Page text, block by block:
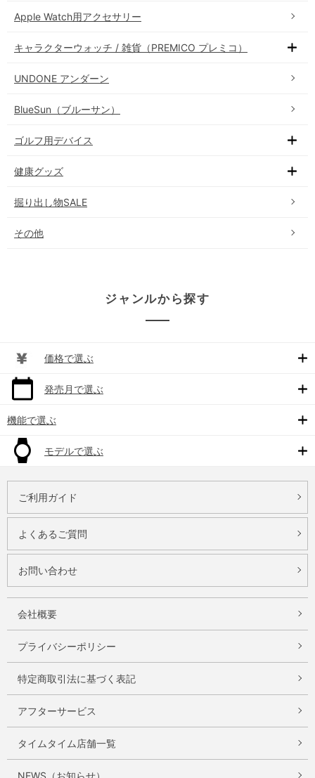
Apple Watch用アクセサリー
キャラクターウォッチ / 雑貨（PREMICO プレミコ）
UNDONE アンダーン
BlueSun（ブルーサン）
ゴルフ用デバイス
健康グッズ
掘り出し物SALE
その他
ジャンルから探す
価格で選ぶ
発売月で選ぶ
機能で選ぶ
モデルで選ぶ
ご利用ガイド
よくあるご質問
お問い合わせ
会社概要
プライバシーポリシー
特定商取引法に基づく表記
アフターサービス
タイムタイム店舗一覧
NEWS（お知らせ）